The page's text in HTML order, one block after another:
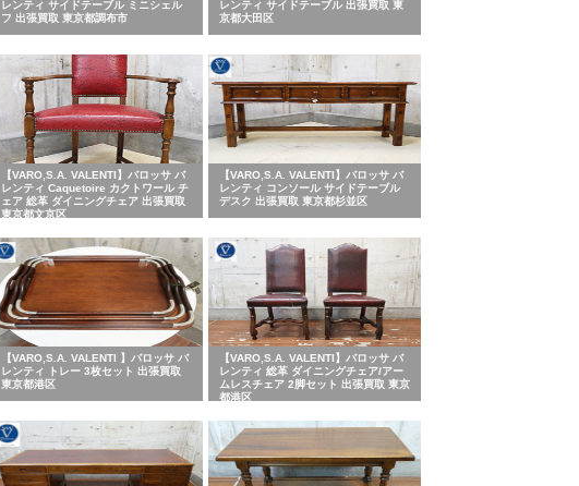
レンティ サイドテーブル ミニシェル
フ 出張買取 東京都調布市
レンティ サイドテーブル 出張買取 東
京都大田区
【VARO,S.A. VALENTI】バロッサ バ
レンティ Caquetoire カクトワール チ
ェア 総革 ダイニングチェア 出張買取
東京都文京区
【VARO,S.A. VALENTI】バロッサ バ
レンティ コンソール サイドテーブル
デスク 出張買取 東京都杉並区
【VARO,S.A. VALENTI 】バロッサ バ
レンティ トレー 3枚セット 出張買取
東京都港区
【VARO,S.A. VALENTI】バロッサ バ
レンティ 総革 ダイニングチェア/アー
ムレスチェア 2脚セット 出張買取 東京
都港区